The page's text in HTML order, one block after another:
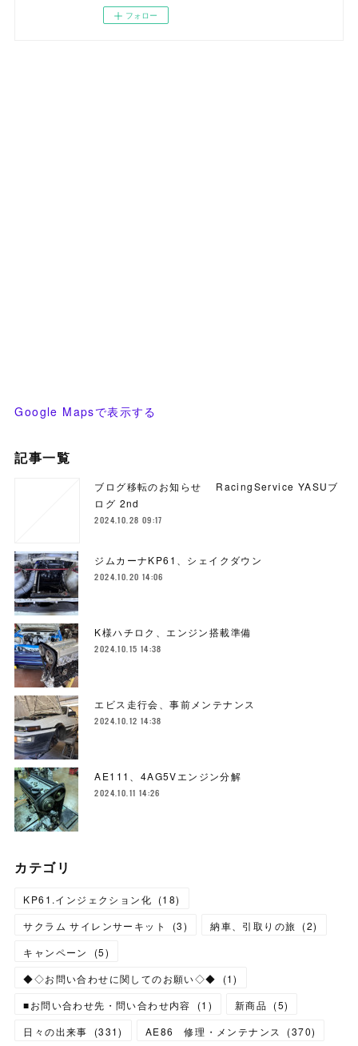
フォロー
Google Mapsで表示する
記事一覧
ブログ移転のお知らせ RacingService YASUブ
ログ 2nd
2024.10.28 09:17
ジムカーナKP61、シェイクダウン
2024.10.20 14:06
K様ハチロク、エンジン搭載準備
2024.10.15 14:38
エビス走行会、事前メンテナンス
2024.10.12 14:38
AE111、4AG5Vエンジン分解
2024.10.11 14:26
カテゴリ
KP61.インジェクション化 (18)
サクラム サイレンサーキット
(3) 納車、引取りの旅 (2)
キャンペーン
(5)
◆◇お問い合わせに関してのお願い◇◆
(1)
■お問い合わせ先・問い合わせ内容
(1 ) 新商品 (5)
日々の出来事
(331) AE86 修理・メンテナンス (370)